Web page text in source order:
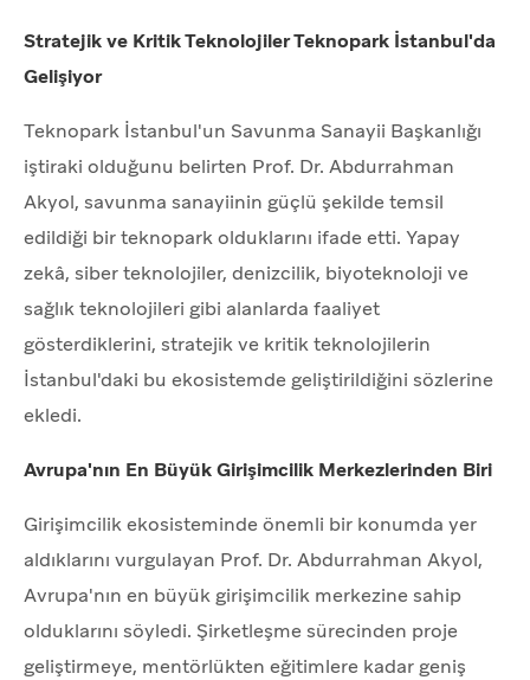
Stratejik ve Kritik Teknolojiler Teknopark İstanbul'da
Gelişiyor
Teknopark İstanbul'un Savunma Sanayii Başkanlığı
iştiraki olduğunu belirten Prof. Dr. Abdurrahman
Akyol, savunma sanayiinin güçlü şekilde temsil
edildiği bir teknopark olduklarını ifade etti. Yapay
zekâ, siber teknolojiler, denizcilik, biyoteknoloji ve
sağlık teknolojileri gibi alanlarda faaliyet
gösterdiklerini, stratejik ve kritik teknolojilerin
İstanbul'daki bu ekosistemde geliştirildiğini sözlerine
ekledi.
Avrupa'nın En Büyük Girişimcilik Merkezlerinden Biri
Girişimcilik ekosisteminde önemli bir konumda yer
aldıklarını vurgulayan Prof. Dr. Abdurrahman Akyol,
Avrupa'nın en büyük girişimcilik merkezine sahip
olduklarını söyledi. Şirketleşme sürecinden proje
geliştirmeye, mentörlükten eğitimlere kadar geniş